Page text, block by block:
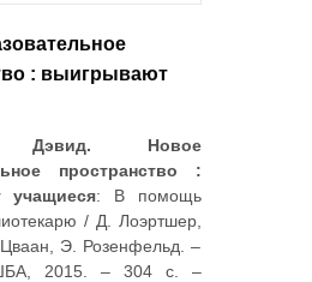
: выигрывают
Дэвид. Новое
пространство :
учащиеся: В помощь
/ Д. Лоэртшер,
Э. Розенфельд. –
2015. – 304 с. –